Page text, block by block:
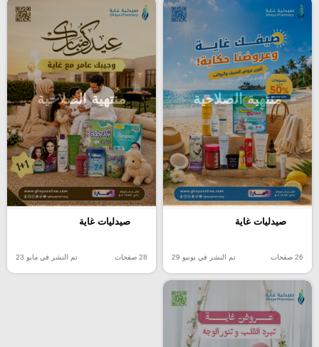
منتهية الصلاحية
صيدليات غاية
26 صفحات تم النشر في يونيو 29
منتهية الصلاحية
صيدليات غاية
28 صفحات تم النشر في مايو 23